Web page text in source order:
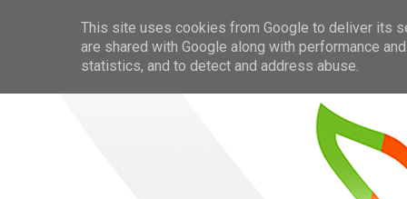
This site uses cookies from Google to deliver its
are shared with Google along with performance
statistics, and to detect and address abuse.